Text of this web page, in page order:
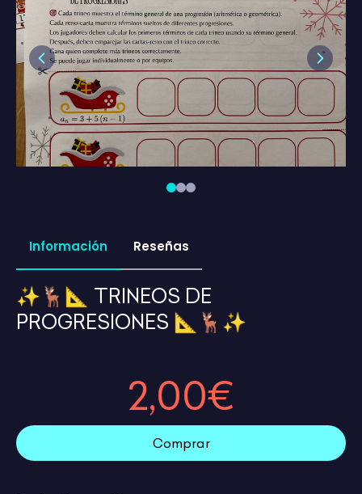
Previous Next
Información Reseñas
✨🦌📐 TRINEOS DE
PROGRESIONES 📐🦌✨
2,00€
Comprar